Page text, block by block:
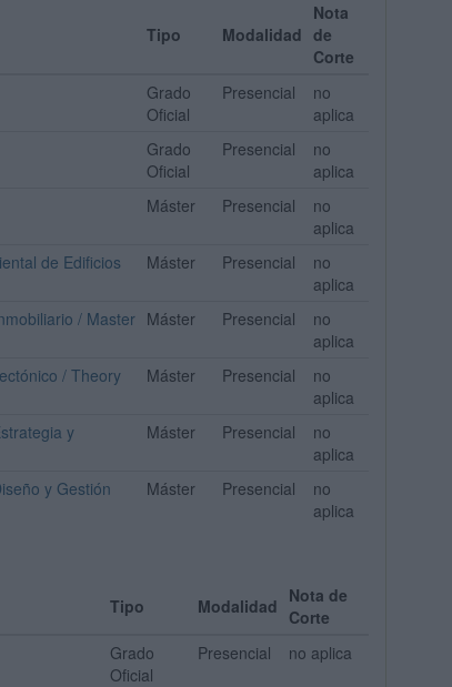
Tipo Modalidad
Nota
de
Corte
Grado
Oficial
Presencial
no
aplica
Grado
Oficial
Presencial
no
aplica
Máster Presencial
no
aplica
de Edificios
Máster Presencial
no
aplica
/ Master Máster Presencial
no
aplica
/ Theory
Máster Presencial
no
aplica
y
Máster Presencial
no
aplica
y Gestión
Máster Presencial
no
aplica
Tipo Modalidad Nota de
Corte
Grado
Oficial
Presencial no aplica